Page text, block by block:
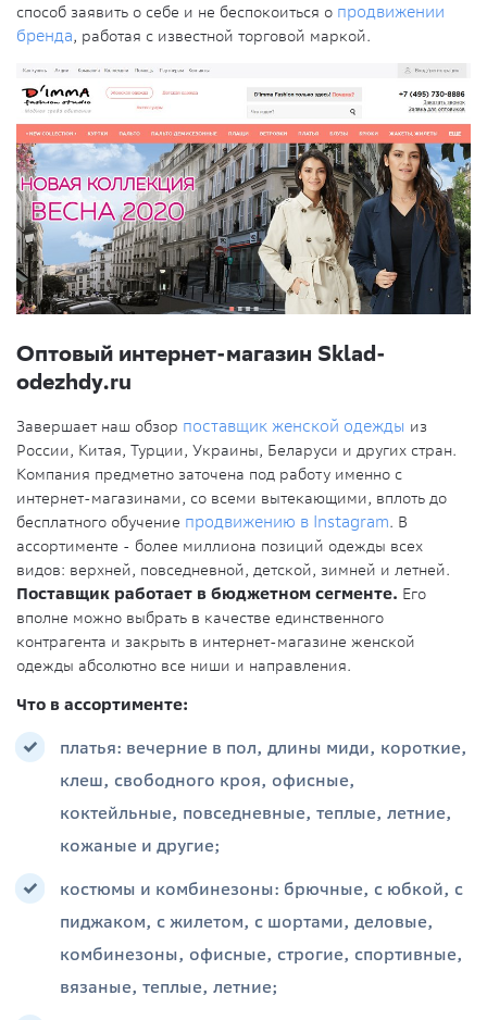
способ заявить о себе и не беспокоиться о продвижении
бренда, работая с известной торговой маркой.
Оптовый интернет-магазин Sklad-
odezhdy.ru
Завершает наш обзор поставщик женской одежды из
России, Китая, Турции, Украины, Беларуси и других стран.
Компания предметно заточена под работу именно с
интернет-магазинами, со всеми вытекающими, вплоть до
бесплатного обучение продвижению в Instagram. В
ассортименте - более миллиона позиций одежды всех
видов: верхней, повседневной, детской, зимней и летней.
Поставщик работает в бюджетном сегменте. Его
вполне можно выбрать в качестве единственного
контрагента и закрыть в интернет-магазине женской
одежды абсолютно все ниши и направления.
Что в ассортименте:
платья: вечерние в пол, длины миди, короткие,
клеш, свободного кроя, офисные,
коктейльные, повседневные, теплые, летние,
кожаные и другие;
костюмы и комбинезоны: брючные, с юбкой, с
пиджаком, с жилетом, с шортами, деловые,
комбинезоны, офисные, строгие, спортивные,
вязаные, теплые, летние;